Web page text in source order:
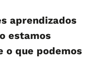
aprendizados
estamos
o que podemos